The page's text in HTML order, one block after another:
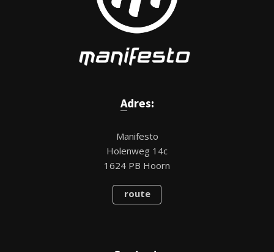
Adres:
Manifesto
Holenweg 14c
1624 PB Hoorn
route